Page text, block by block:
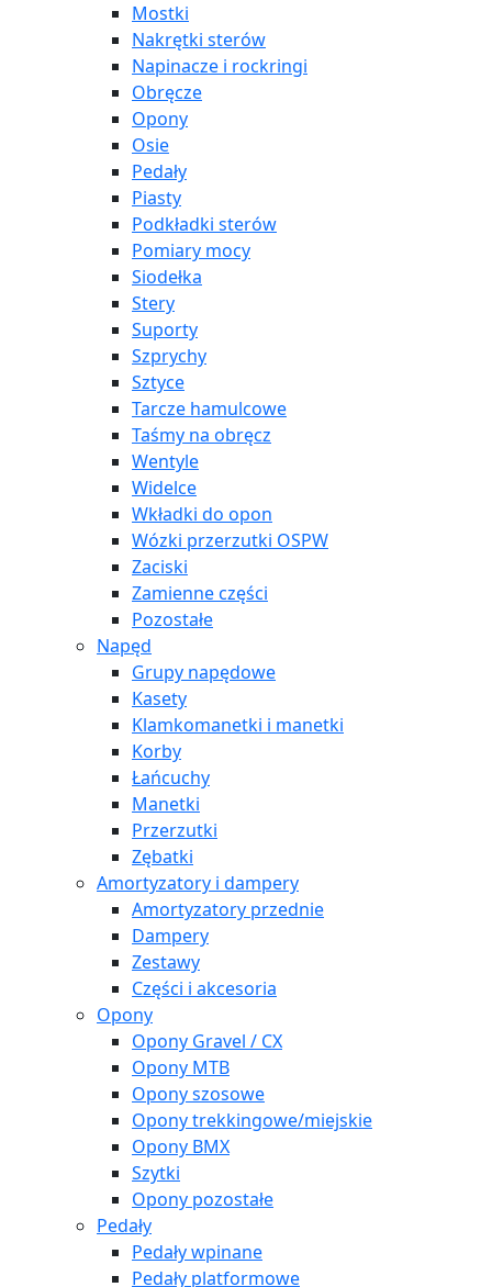
Mostki
Nakrętki sterów
Napinacze i rockringi
Obręcze
Opony
Osie
Pedały
Piasty
Podkładki sterów
Pomiary mocy
Siodełka
Stery
Suporty
Szprychy
Sztyce
Tarcze hamulcowe
Taśmy na obręcz
Wentyle
Widelce
Wkładki do opon
Wózki przerzutki OSPW
Zaciski
Zamienne części
Pozostałe
Napęd
Grupy napędowe
Kasety
Klamkomanetki i manetki
Korby
Łańcuchy
Manetki
Przerzutki
Zębatki
Amortyzatory i dampery
Amortyzatory przednie
Dampery
Zestawy
Części i akcesoria
Opony
Opony Gravel / CX
Opony MTB
Opony szosowe
Opony trekkingowe/miejskie
Opony BMX
Szytki
Opony pozostałe
Pedały
Pedały wpinane
Pedały platformowe